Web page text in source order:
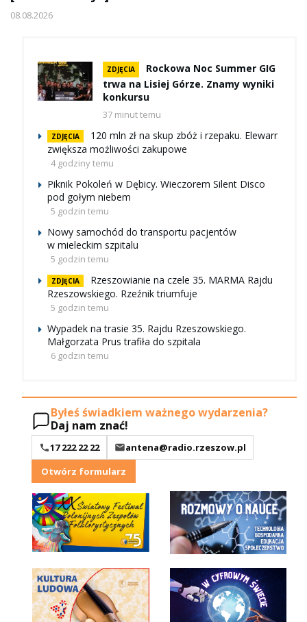
08.08.2026
ZDJĘCIA
Rockowa Noc Summer GIG
trwa na Lisiej Górze. Znamy wyniki
konkursu
37 minut temu
ZDJĘCIA
120 mln zł na skup zbóż i rzepaku. Elewarr
zwiększa możliwości zakupowe
4 godziny temu
Piknik Pokoleń w Dębicy. Wieczorem Silent Disco
pod gołym niebem
5 godzin temu
Nowy samochód do transportu pacjentów
w mieleckim szpitalu
5 godzin temu
ZDJĘCIA
Rzeszowianie na czele 35. MARMA Rajdu
Rzeszowskiego. Rzeźnik triumfuje
5 godzin temu
Wypadek na trasie 35. Rajdu Rzeszowskiego.
Małgorzata Prus trafiła do szpitala
6 godzin temu
Byłeś świadkiem ważnego wydarzenia?
Daj nam znać!
17 222 22 22
antena@radio.rzeszow.pl
Otwórz formularz